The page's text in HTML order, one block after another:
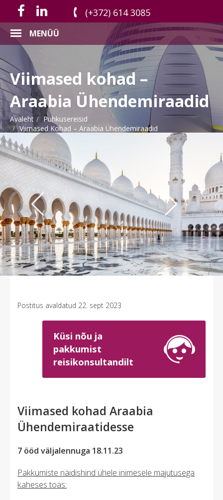
(+372) 614 3085
MENÜÜ
Viimased kohad –
Araabia Ühendemiraadid
Avaleht
Puhkusereisid
Viimased Kohad – Araabia Ühendemiraadid
Previous Next
Postitus avaldatud 22. sept 2023
Küsi nõu ja
pakkumist
reisikonsultandilt
Viimased kohad Araabia
Ühendemiraatidesse
7 ööd väljalennuga 18.11.23
Pakkumiste näidishind ühele inimesele majutusega
kaheses toas: